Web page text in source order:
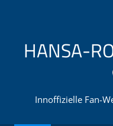
springenHANSA-
Innoffizielle Fan-